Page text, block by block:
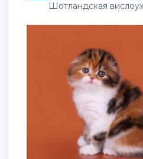
Шотландская